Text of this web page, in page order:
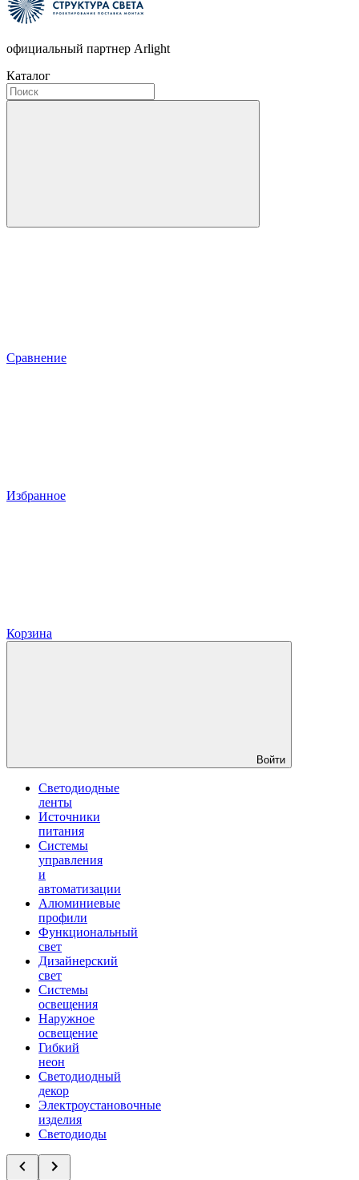
официальный партнер Arlight
Каталог
Сравнение
Избранное
Корзина
Войти
Светодиодные
ленты
Источники
питания
Системы
управления
и
автоматизации
Алюминиевые
профили
Функциональный
свет
Дизайнерский
свет
Системы
освещения
Наружное
освещение
Гибкий
неон
Светодиодный
декор
Электроустановочные
изделия
Светодиоды